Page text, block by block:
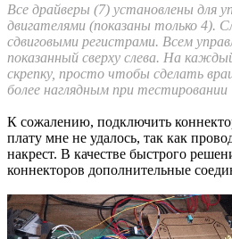
Все драйверы (7) установлены для
двигателями (показаны только 4).
сдвиговыми регистрами. Всем
показанный сверху слева. На
скрепку, просто чтобы сделать
более наглядным при тестировании
К сожалению, подключить
плату мне не удалось, так как
накрест. В качестве быстрого
коннекторов дополнительные